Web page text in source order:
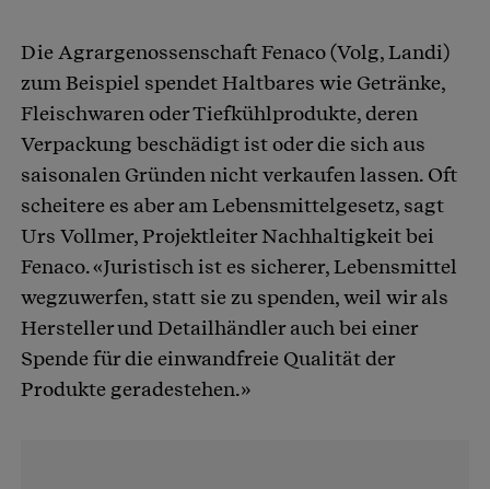
Die Agrargenossenschaft Fenaco (Volg, Landi)
zum Beispiel spendet Haltbares wie Getränke,
Fleischwaren oder Tiefkühlprodukte, deren
Verpackung beschädigt ist oder die sich aus
saisonalen Gründen nicht verkaufen lassen. Oft
scheitere es aber am Lebensmittelgesetz, sagt
Urs Vollmer, Projektleiter Nachhaltigkeit bei
Fenaco. «Juristisch ist es sicherer, Lebensmittel
wegzuwerfen, statt sie zu spenden, weil wir als
Hersteller und Detailhändler auch bei einer
Spende für die einwandfreie Qualität der
Produkte geradestehen.»